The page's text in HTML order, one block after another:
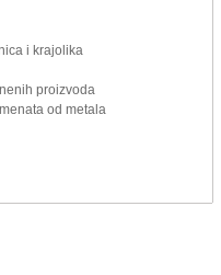
i krajolika
proizvoda
od metala